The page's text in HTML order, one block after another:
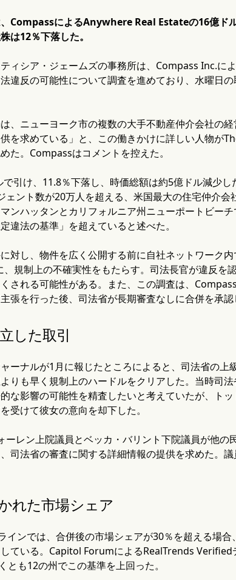
CompassによるAnywhere Real Estateの16億ド
は12％下落した。
ィシア・ジェームズの事務所は、Compass Inc.に
違反の可能性について調査を進めており、水曜日
は、ニューヨーク市の複数の大手不動産仲介会社の
を求めている」と、この働きかけに詳しい人物が
た。Compassはコメントを控えた。
引け、11.8％下落し、時価総額は約5億ドル減少
ェント数が20万人を超える、米国最大の住宅仲介
ンハッタンとカリフォルニア州ニューポートビー
違法の基準」を超えていると述べた。
対し、物件を広く公開する前に自社ネットワーク
規制上の不確実性をもたらす。司法長官が違反を
される可能性がある。また、この調査は、
張を行った後、司法省が長期審査なしに合併を承認
した取引
ーナルが1月に報じたところによると、司法省の上
りも早く規制上のハードルをクリアした。当時司
な影響の可能性を精査したいと考えていたが、ト
受けて彼女の意向を却下した。
ーレン上院議員とベッカ・バリント下院議員が他の
司法省の審査に関する詳細情報の提供を求めた。
れた市場シェア
インでは、合併後の市場シェアが30％を超える場
ている。Capitol ForumによるRealTrends Verified
も12の州でこの基準を上回った。